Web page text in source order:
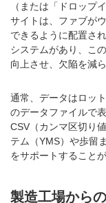
（または「ドロップ
サイトは、ファブが
できるように配置さ
システムがあり、こ
向上させ、欠陥を減
通常、データはロッ
のデータファイルで
CSV（カンマ区切り
テム（YMS）や歩留
をサポートすることが
製造工場から